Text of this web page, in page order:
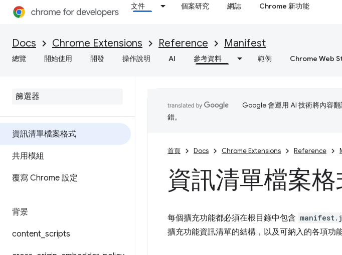
文件 個案研究 網誌 Chrome 新功能
Docs Chrome Extensions Reference Manifest
總覽 開始使用 開發 操作說明 AI 參考資料 範例 Chrome Web
資訊清單檔案格式
共用模組
覆寫 Chrome 設定
背景
content scripts
Google 會運用 AI 技術將內容
錯。
首頁 Docs Chrome Extensions Reference
資訊清單檔案格
每個擴充功能都必須在根目錄中包含
擴充功能資訊清單的結構，以及可納入的各項功能